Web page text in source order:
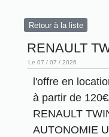
Retour à la liste
RENAULT
Le 07 / 07 / 2026
l'offre en
à partir de 120€/
RENAULT
AUTONOMIE